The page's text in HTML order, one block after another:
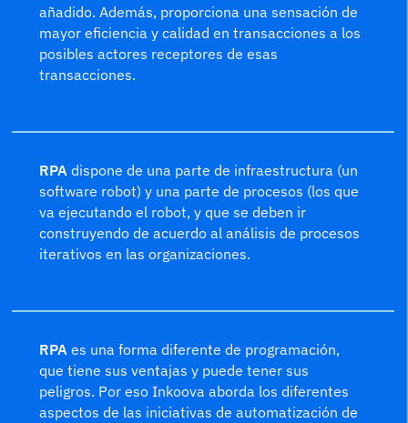
añadido. Además, proporciona una sensación de
mayor eficiencia y calidad en transacciones a los
posibles actores receptores de esas
transacciones.
RPA dispone de una parte de infraestructura (un
software robot) y una parte de procesos (los que
va ejecutando el robot, y que se deben ir
construyendo de acuerdo al análisis de procesos
iterativos en las organizaciones.
RPA es una forma diferente de programación,
que tiene sus ventajas y puede tener sus
peligros. Por eso Inkoova aborda los diferentes
aspectos de las iniciativas de automatización de